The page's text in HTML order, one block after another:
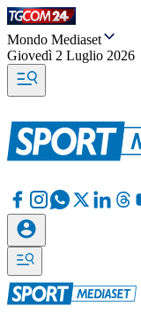
Mondo Mediaset
Giovedì 2 Luglio 2026